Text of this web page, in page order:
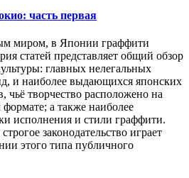
часть первая
миром, в Японии граффити
статей представляет общий обзор
главных нелегальных
и наиболее выдающихся японских
чьё творчество расположено на
формате; а также наиболее
исполнения и стили граффити.
законодательство играет
этого типа публичного